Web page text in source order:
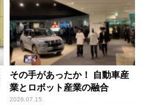
その手があったか！ 自動車産
業とロボット産業の融合
2026.07.15